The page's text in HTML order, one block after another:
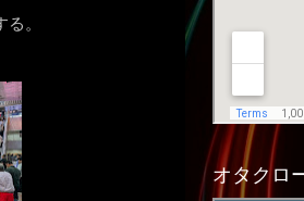
る。
オタクロ